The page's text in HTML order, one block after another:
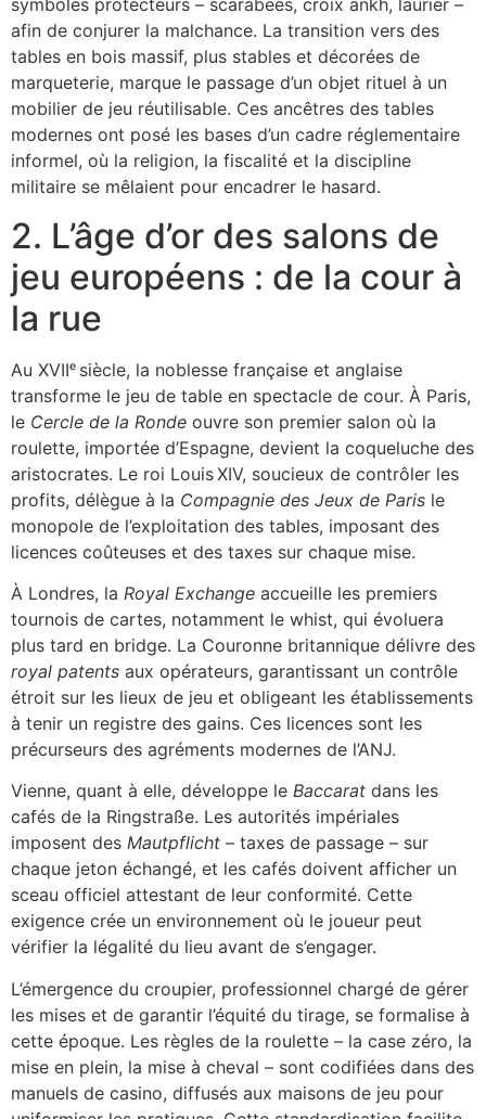
symboles protecteurs – scarabées, croix ankh, laurier –
afin de conjurer la malchance. La transition vers des
tables en bois massif, plus stables et décorées de
marqueterie, marque le passage d’un objet rituel à un
mobilier de jeu réutilisable. Ces ancêtres des tables
modernes ont posé les bases d’un cadre réglementaire
informel, où la religion, la fiscalité et la discipline
militaire se mêlaient pour encadrer le hasard.
2. L’âge d’or des salons de
jeu européens : de la cour à
la rue
Au XVIIᵉ siècle, la noblesse française et anglaise
transforme le jeu de table en spectacle de cour. À Paris,
le Cercle de la Ronde ouvre son premier salon où la
roulette, importée d’Espagne, devient la coqueluche des
aristocrates. Le roi Louis XIV, soucieux de contrôler les
profits, délègue à la Compagnie des Jeux de Paris le
monopole de l’exploitation des tables, imposant des
licences coûteuses et des taxes sur chaque mise.
À Londres, la Royal Exchange accueille les premiers
tournois de cartes, notamment le whist, qui évoluera
plus tard en bridge. La Couronne britannique délivre des
royal patents aux opérateurs, garantissant un contrôle
étroit sur les lieux de jeu et obligeant les établissements
à tenir un registre des gains. Ces licences sont les
précurseurs des agréments modernes de l’ANJ.
Vienne, quant à elle, développe le Baccarat dans les
cafés de la Ringstraße. Les autorités impériales
imposent des Mautpflicht – taxes de passage – sur
chaque jeton échangé, et les cafés doivent afficher un
sceau officiel attestant de leur conformité. Cette
exigence crée un environnement où le joueur peut
vérifier la légalité du lieu avant de s’engager.
L’émergence du croupier, professionnel chargé de gérer
les mises et de garantir l’équité du tirage, se formalise à
cette époque. Les règles de la roulette – la case zéro, la
mise en plein, la mise à cheval – sont codifiées dans des
manuels de casino, diffusés aux maisons de jeu pour